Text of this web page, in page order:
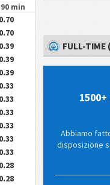
min
0.70
0.70
0.39
0.39
0.39
0.33
0.33
0.33
0.33
0.33
0.33
0.28
0.28
FULL-TIME
Abbiamo
disposizione